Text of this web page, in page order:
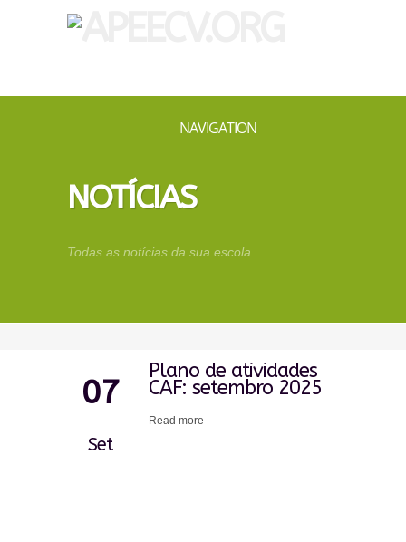
NAVIGATION
NOTÍCIAS
Todas as notícias da sua escola
07
Set
Plano de atividades
CAF: setembro 2025
Read more